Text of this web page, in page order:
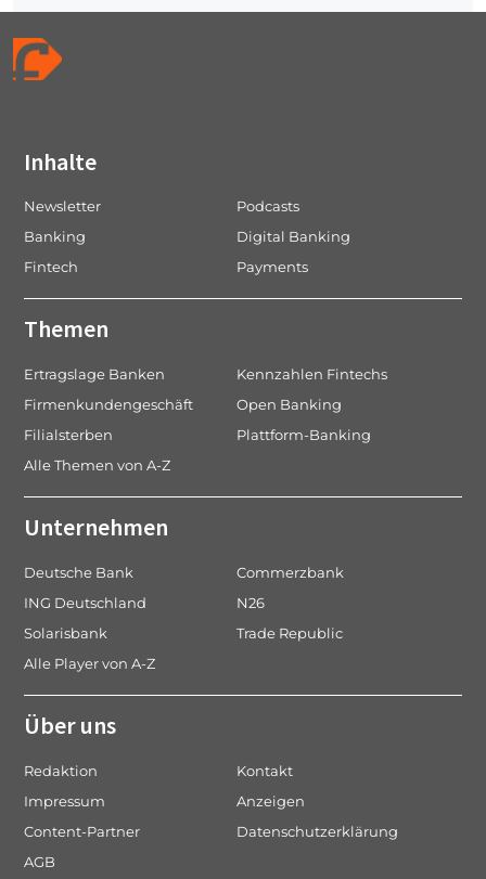
Inhalte
Newsletter
Podcasts
Banking
Digital Banking
Fintech
Payments
Themen
Ertragslage Banken
Kennzahlen Fintechs
Firmenkundengeschäft
Open Banking
Filialsterben
Plattform-Banking
Alle Themen von A-Z
Unternehmen
Deutsche Bank
Commerzbank
ING Deutschland
N26
Solarisbank
Trade Republic
Alle Player von A-Z
Über uns
Redaktion
Kontakt
Impressum
Anzeigen
Content-Partner
Datenschutzerklärung
AGB